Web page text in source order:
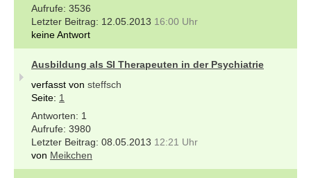
3536
12.05.2013 16:00 Uhr
keine Antwort
Ausbildung als SI Therapeuten in der Psychiatrie
verfasst von steffsch
Seite: 1
1
3980
08.05.2013 12:21 Uhr
von Meikchen